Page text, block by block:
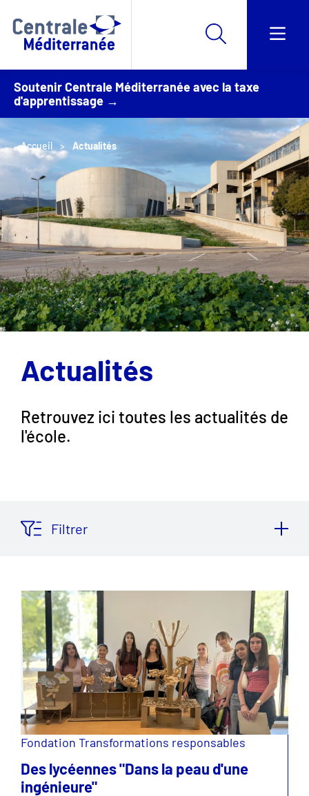
Soutenir Centrale Méditerranée avec la taxe
d'apprentissage →
Accueil Actualités
Actualités
Retrouvez ici toutes les actualités de
l'école.
Filtrer
Fondation Transformations responsables
Des lycéennes "Dans la peau d'une
ingénieure"